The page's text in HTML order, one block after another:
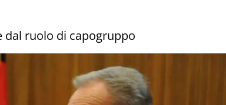
dal ruolo di capogruppo